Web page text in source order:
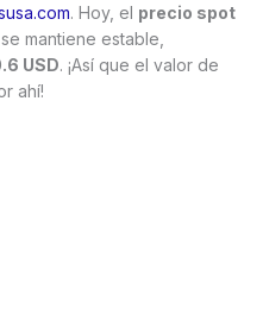
. Hoy, el precio spot
se mantiene estable,
USD. ¡Así que el valor de
ahí!